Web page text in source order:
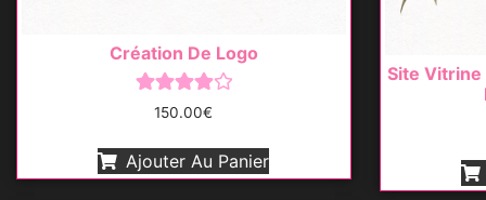
Création De Logo
Note
150.00€
Ajouter Au Panier
Site